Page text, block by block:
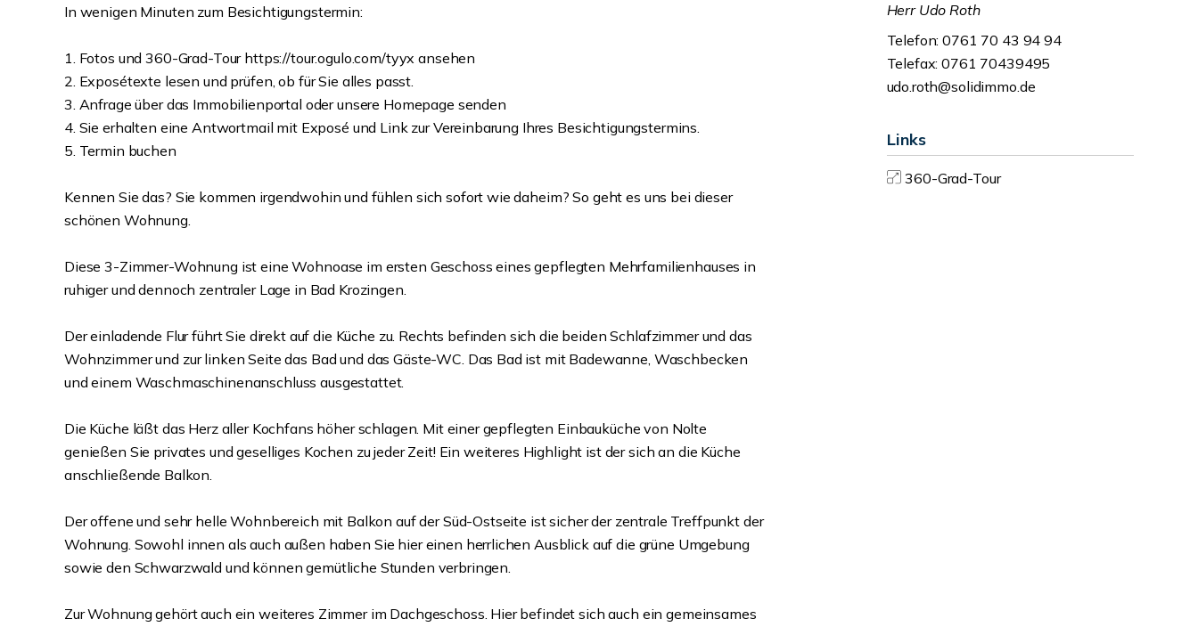
In wenigen Minuten zum Besichtigungstermin:
1. Fotos und 360-Grad-Tour https://tour.ogulo.com/tyyx ansehen
2. Exposétexte lesen und prüfen, ob für Sie alles passt.
3. Anfrage über das Immobilienportal oder unsere Homepage senden
4. Sie erhalten eine Antwortmail mit Exposé und Link zur Vereinbarung Ihres Besichtigungstermins.
5. Termin buchen
Kennen Sie das? Sie kommen irgendwohin und fühlen sich sofort wie daheim? So geht es uns bei dieser
schönen Wohnung.
Diese 3-Zimmer-Wohnung ist eine Wohnoase im ersten Geschoss eines gepflegten Mehrfamilienhauses in
ruhiger und dennoch zentraler Lage in Bad Krozingen.
Der einladende Flur führt Sie direkt auf die Küche zu. Rechts befinden sich die beiden Schlafzimmer und das
Wohnzimmer und zur linken Seite das Bad und das Gäste-WC. Das Bad ist mit Badewanne, Waschbecken
und einem Waschmaschinenanschluss ausgestattet.
Die Küche läßt das Herz aller Kochfans höher schlagen. Mit einer gepflegten Einbauküche von Nolte
genießen Sie privates und geselliges Kochen zu jeder Zeit! Ein weiteres Highlight ist der sich an die Küche
anschließende Balkon.
Der offene und sehr helle Wohnbereich mit Balkon auf der Süd-Ostseite ist sicher der zentrale Treffpunkt der
Wohnung. Sowohl innen als auch außen haben Sie hier einen herrlichen Ausblick auf die grüne Umgebung
sowie den Schwarzwald und können gemütliche Stunden verbringen.
Zur Wohnung gehört auch ein weiteres Zimmer im Dachgeschoss. Hier befindet sich auch ein gemeinsames
Herr Udo Roth
Telefon: 0761 70 43 94 94
Telefax: 0761 70439495
udo.roth@solidimmo.de
Links
360-Grad-Tour